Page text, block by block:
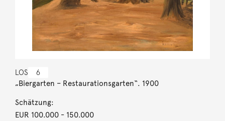
LOS 6
„Biergarten – Restaurationsgarten“. 1900
Schätzung:
EUR 100.000- 150.000